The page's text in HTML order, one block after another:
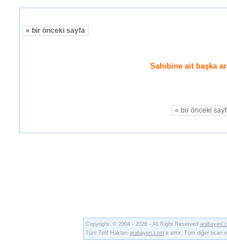
« bir önceki sayfa
Sahibine ait başka
« bir önceki
Copyright © 2004 - 2026 - All Right Reserved
Tüm Telif Hakları arabayeri.com'a aittir. Tüm diğer ticari